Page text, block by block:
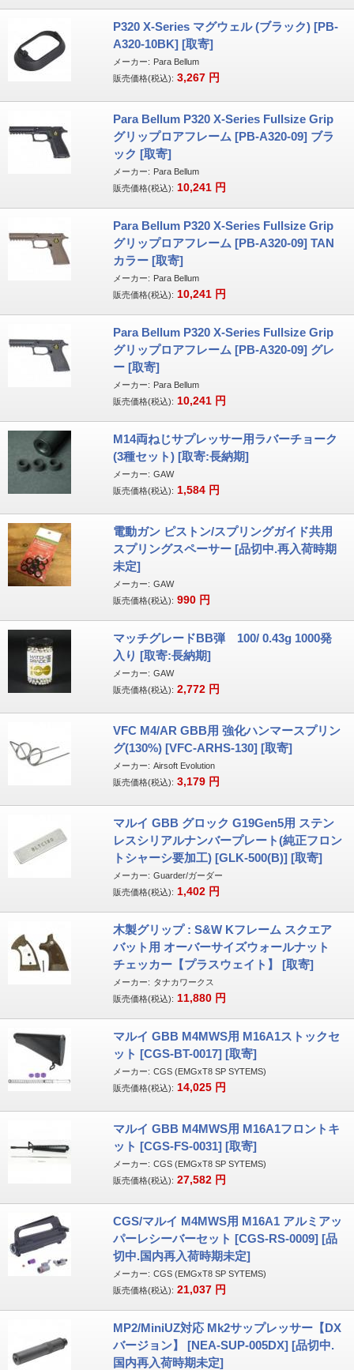
P320 X-Series マグウェル (ブラック) [PB-
A320-10BK] [取寄]
メーカー: Para Bellum
販売価格(税込): 3,267 円
Para Bellum P320 X-Series Fullsize Grip
グリップロアフレーム [PB-A320-09] ブラ
ック [取寄]
メーカー: Para Bellum
販売価格(税込): 10,241 円
Para Bellum P320 X-Series Fullsize Grip
グリップロアフレーム [PB-A320-09] TAN
カラー [取寄]
メーカー: Para Bellum
販売価格(税込): 10,241 円
Para Bellum P320 X-Series Fullsize Grip
グリップロアフレーム [PB-A320-09] グレ
ー [取寄]
メーカー: Para Bellum
販売価格(税込): 10,241 円
M14両ねじサプレッサー用ラバーチョーク
(3種セット) [取寄:長納期]
メーカー: GAW
販売価格(税込): 1,584 円
電動ガン ピストン/スプリングガイド共用
スプリングスペーサー [品切中.再入荷時期
未定]
メーカー: GAW
販売価格(税込): 990 円
マッチグレードBB弾 100/ 0.43g 1000発
入り [取寄:長納期]
メーカー: GAW
販売価格(税込): 2,772 円
VFC M4/AR GBB用 強化ハンマースプリン
グ(130%) [VFC-ARHS-130] [取寄]
メーカー: Airsoft Evolution
販売価格(税込): 3,179 円
マルイ GBB グロック G19Gen5用 ステン
レスシリアルナンバープレート(純正フロン
トシャーシ要加工) [GLK-500(B)] [取寄]
メーカー: Guarder/ガーダー
販売価格(税込): 1,402 円
木製グリップ : S&W Kフレーム スクエア
バット用 オーバーサイズウォールナット
チェッカー【プラスウェイト】 [取寄]
メーカー: タナカワークス
販売価格(税込): 11,880 円
マルイ GBB M4MWS用 M16A1ストックセ
ット [CGS-BT-0017] [取寄]
メーカー: CGS (EMGxT8 SP SYTEMS)
販売価格(税込): 14,025 円
マルイ GBB M4MWS用 M16A1フロントキ
ット [CGS-FS-0031] [取寄]
メーカー: CGS (EMGxT8 SP SYTEMS)
販売価格(税込): 27,582 円
CGS/マルイ M4MWS用 M16A1 アルミアッ
パーレシーバーセット [CGS-RS-0009] [品
切中.国内再入荷時期未定]
メーカー: CGS (EMGxT8 SP SYTEMS)
販売価格(税込): 21,037 円
MP2/MiniUZ対応 Mk2サップレッサー【DX
バージョン】 [NEA-SUP-005DX] [品切中.
国内再入荷時期未定]